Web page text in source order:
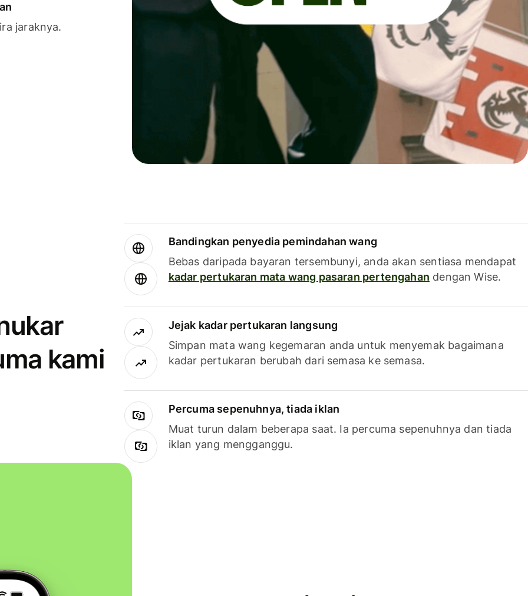
jaraknya.
kami
Bandingkan penyedia pemindahan wang
Bebas daripada bayaran tersembunyi, anda akan sentiasa mendapat
kadar pertukaran mata wang pasaran pertengahan dengan Wise.
Jejak kadar pertukaran langsung
Simpan mata wang kegemaran anda untuk menyemak bagaimana
kadar pertukaran berubah dari semasa ke semasa.
Percuma sepenuhnya, tiada iklan
Muat turun dalam beberapa saat. Ia percuma sepenuhnya dan tiada
iklan yang mengganggu.